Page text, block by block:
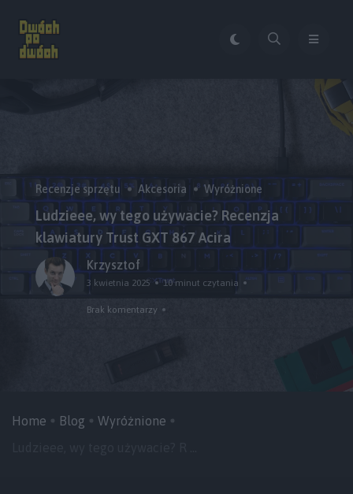
Recenzje sprzętu Akcesoria Wyróżnione
Ludzieee, wy tego używacie? Recenzja
klawiatury Trust GXT 867 Acira
Krzysztof
3 kwietnia 2025 10 minut czytania
Brak komentarzy
Home Blog
Wyróżnione